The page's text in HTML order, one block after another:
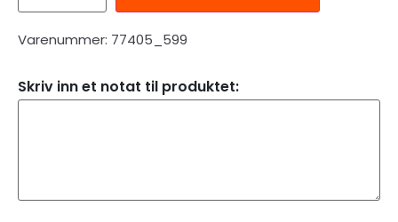
Varenummer: 77405_599
Skriv inn et notat til produktet: